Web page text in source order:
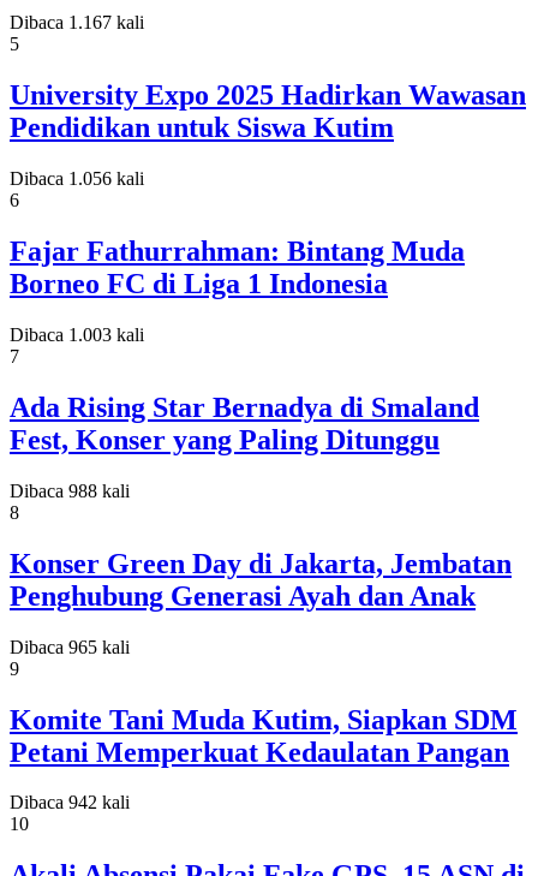
Dibaca 1.167 kali
5
University Expo 2025 Hadirkan Wawasan
Pendidikan untuk Siswa Kutim
Dibaca 1.056 kali
6
Fajar Fathurrahman: Bintang Muda
Borneo FC di Liga 1 Indonesia
Dibaca 1.003 kali
7
Ada Rising Star Bernadya di Smaland
Fest, Konser yang Paling Ditunggu
Dibaca 988 kali
8
Konser Green Day di Jakarta, Jembatan
Penghubung Generasi Ayah dan Anak
Dibaca 965 kali
9
Komite Tani Muda Kutim, Siapkan SDM
Petani Memperkuat Kedaulatan Pangan
Dibaca 942 kali
10